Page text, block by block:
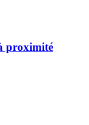
proximité